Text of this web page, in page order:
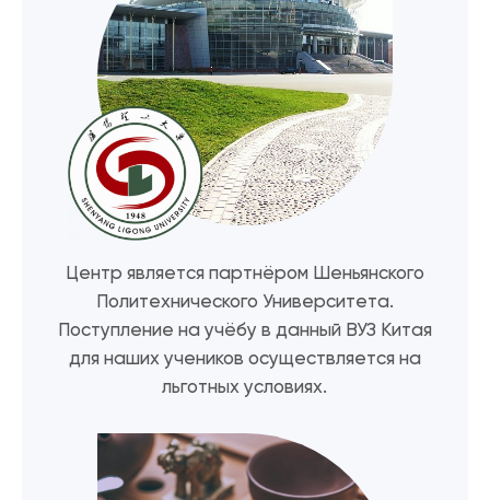
Центр является партнёром Шеньянского
Политехнического Университета.
Поступление на учёбу в данный ВУЗ Китая
для наших учеников осуществляется на
льготных условиях.